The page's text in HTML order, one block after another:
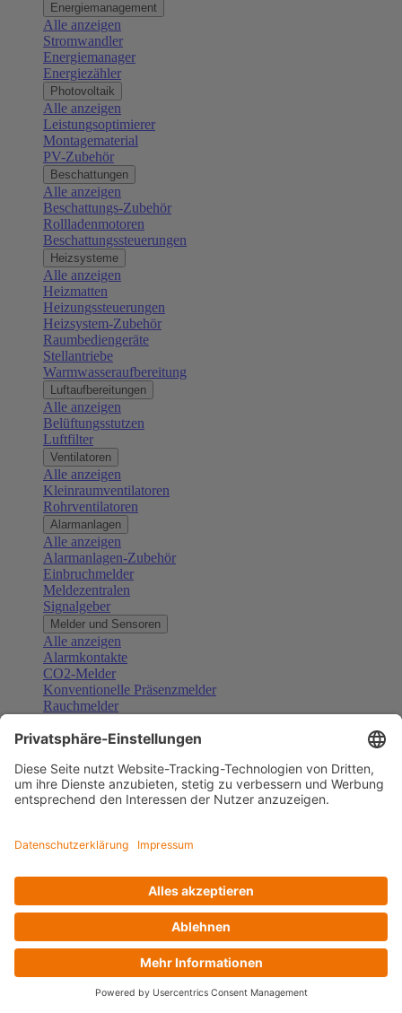
Energiemanagement
Alle anzeigen
Stromwandler
Energiemanager
Energiezähler
Photovoltaik
Alle anzeigen
Leistungsoptimierer
Montagematerial
PV-Zubehör
Beschattungen
Alle anzeigen
Beschattungs-Zubehör
Rollladenmotoren
Beschattungssteuerungen
Heizsysteme
Alle anzeigen
Heizmatten
Heizungssteuerungen
Heizsystem-Zubehör
Raumbediengeräte
Stellantriebe
Warmwasseraufbereitung
Luftaufbereitungen
Alle anzeigen
Belüftungsstutzen
Luftfilter
Ventilatoren
Alle anzeigen
Kleinraumventilatoren
Rohrventilatoren
Alarmanlagen
Alle anzeigen
Alarmanlagen-Zubehör
Einbruchmelder
Meldezentralen
Signalgeber
Melder und Sensoren
Alle anzeigen
Alarmkontakte
CO2-Melder
Konventionelle Präsenzmelder
Rauchmelder
Gefahrenmelder
Türsprechanlagen
Alle anzeigen
Außenstationen
Klingeltaster und Gongs
Sprechanlagen-Sets
Zubehör Türkommunikation
Videoüberwachung
Zubehör Videoüberwachung
Alle anzeigen